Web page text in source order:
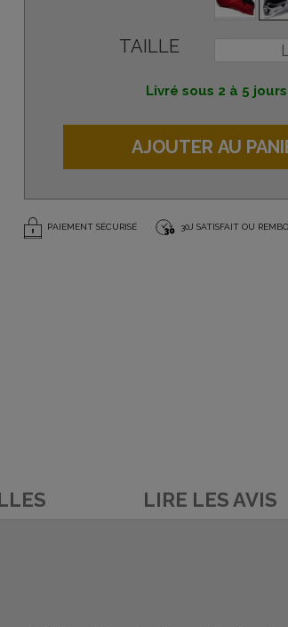
TAILLE L
Livré sous 2 à 5
AJOUTER AU
PAIEMENT SÉCURISÉ 30J SATISFAIT OU
LIRE LES AVIS